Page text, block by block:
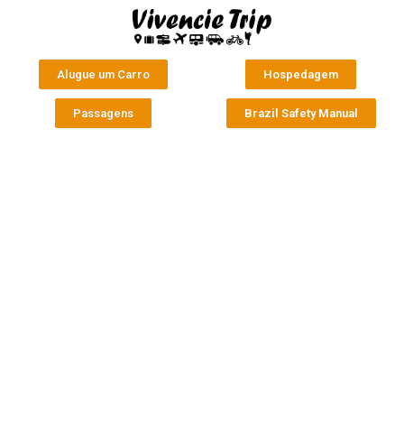
Alugue um Carro Hospedagem
Passagens Brazil Safety Manual